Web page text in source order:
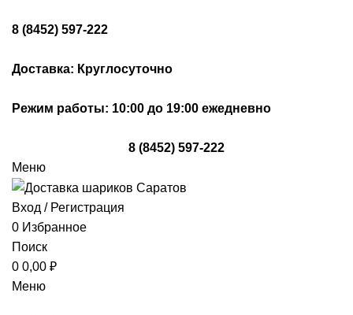
8 (8452) 597-222
Доставка: Круглосуточно
Режим работы: 10:00 до 19:00 ежедневно
8 (8452) 597-222
Меню
Вход / Регистрация
0 Избранное
Поиск
0 0,00 ₽
Меню